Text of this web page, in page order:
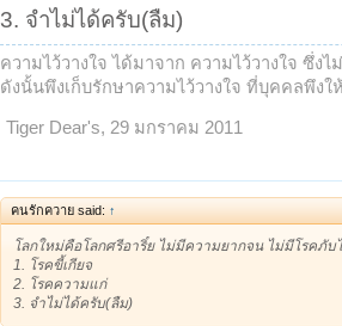
3. จำไม่ได้ครับ(ลืม)
ความไว้วางใจ ได้มาจาก ความไว้วางใจ ซึ่
ดังนั้นพึงเก็บรักษาความไว้วางใจ ที่บุคคลพึง
Tiger Dear's, 29 มกราคม 2011
คนรักควาย said: ↑
โลกใหม่คือโลกศรีอาริ์ย ไม่มีความยากจน ไม่มีโรคภั
1. โรคขี้เกียจ
2. โรคความแก่
3. จำไม่ได้ครับ(ลืม)